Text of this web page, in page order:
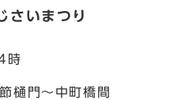
さいまつり
時
樋門～中町橋間